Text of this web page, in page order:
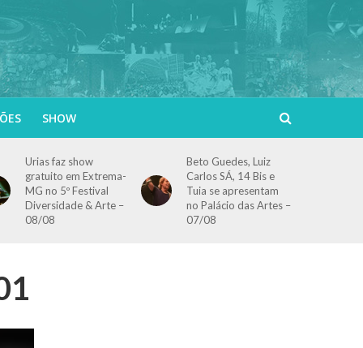
SHOW
Urias faz show
gratuito em Extrema-
MG no 5º Festival
Diversidade & Arte –
08/08
Beto Guedes, Luiz
Carlos SÁ, 14 Bis e
Tuia se apresentam
no Palácio das Artes –
07/08